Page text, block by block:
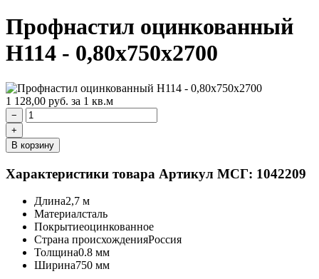
Профнастил оцинкованный
Н114 - 0,80x750x2700
1 128,00 руб. за 1 кв.м
−
+
В корзину
Характеристики товара Артикул МСГ: 1042209
Длина2,7 м
Материалсталь
Покрытиеоцинкованное
Страна происхожденияРоссия
Толщина0.8 мм
Ширина750 мм